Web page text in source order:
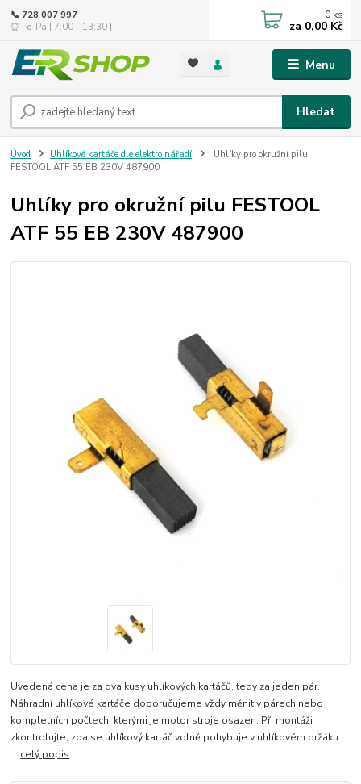
Menu
Hledat
📞 728 007 997
⏰ Po-Pá | 7:00 - 13:30 |
0 ks
za 0,00 Kč
Úvod Uhlíkové kartáče dle elektro nářadí
Uhlíky pro okružní pilu
FESTOOL ATF 55 EB 230V 487900
Uhlíky pro okružní pilu FESTOOL
ATF 55 EB 230V 487900
Uvedená cena je za dva kusy uhlíkových kartáčů, tedy za jeden pár.
Náhradní uhlíkové kartáče doporučujeme vždy měnit v párech nebo
kompletních počtech, kterými je motor stroje osazen. Při montáži
zkontrolujte, zda se uhlíkový kartáč volně pohybuje v uhlíkovém držáku.
... celý popis